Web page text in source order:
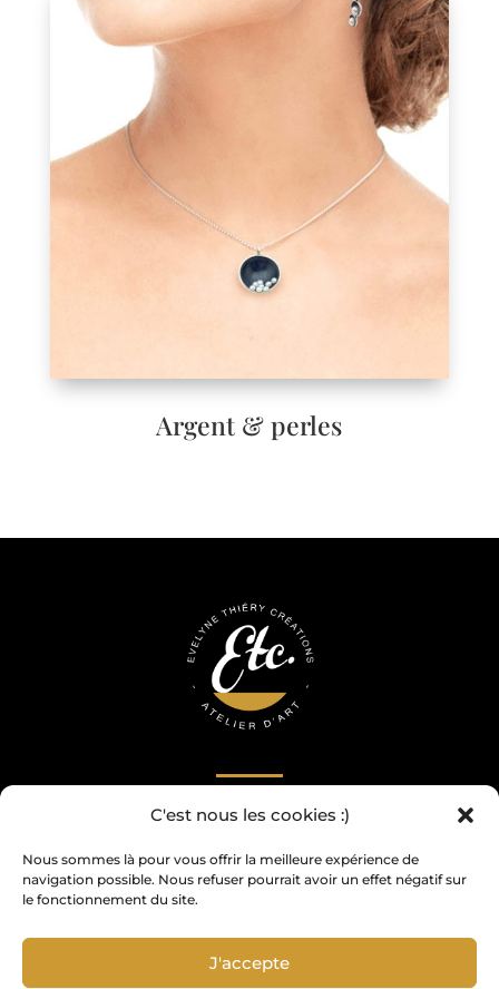
C'est nous les cookies :)
Nous sommes là pour vous offrir la meilleure expérience de
navigation possible. Nous refuser pourrait avoir un effet négatif sur
le fonctionnement du site.
J'accepte
Argent & perles
ma newsletter
Je m'abonne